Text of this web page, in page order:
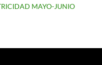
MAYO-JUNIO